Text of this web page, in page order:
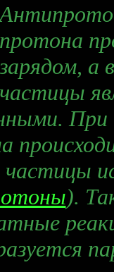
протона
а
частицы
При
).